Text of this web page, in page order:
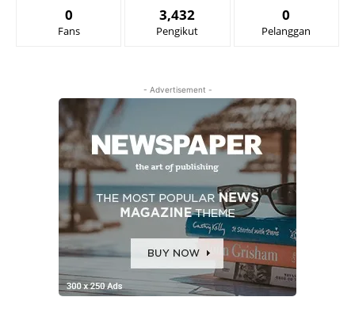
0
Fans
3,432
Pengikut
0
Pelanggan
- Advertisement -